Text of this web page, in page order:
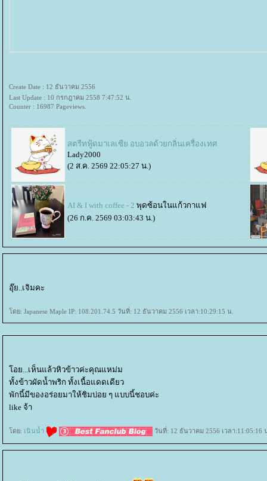
Create Date : 12 ธันวาคม 2556
Last Update : 10 กรกฎาคม 2558 7:47:52 น.
Counter : 16987 Pageviews.
สตรีทฟู้ดมาเลเซีย อบอวลด้วยกลิ่นเครื่องเทศ
Lady2000
(2 ส.ค. 2569 22:05:27 น.)
AI & I with coffee - 2 พุดซ้อนในแก้วกาแฟ
(26 ก.ค. 2569 03:03:43 น.)
อุ๊ย..เจิมคะ
ดย: Japanese Maple IP: 108.201.74.5 วันที่: 12 ธันวาคม 2556 เวลา:10:29:15 น.
อย...เห็นแล้วหิวข้าวค่ะคุณแหม่ม
ทั้งข้าวผัดน้ำพริก ทั้งเนื้อแดดเดียว
พักนี้มีของอร่อยมาให้ชิมบ่อย ๆ แบบนี้ชอบค่ะ
like จ้า
ดย: เนินน้ำ วันที่: 12 ธันวาคม 2556 เวลา:11:05:16